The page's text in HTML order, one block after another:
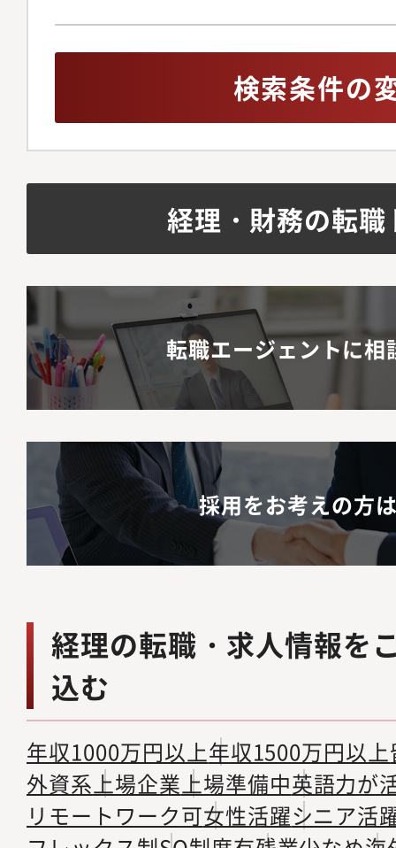
検索条件の
経理・財務の転
転職エージェントに相
採用をお考えの方
経理の転職・求人情報を
込む
年収1000万円以上年収1500万円以上
外資系上場企業上場準備中英語力が
リモートワーク可女性活躍シニア活